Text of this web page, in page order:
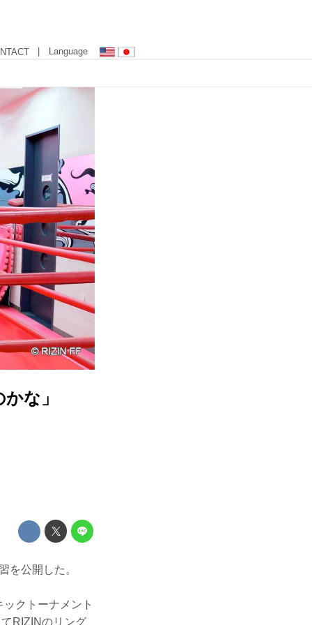
| Language
な」
を公開した。
クトーナメント
RIZINのリング